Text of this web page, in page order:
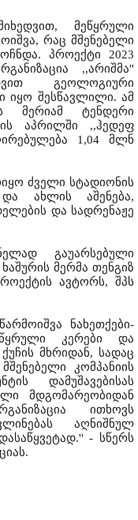
მეწყრული
რაც მშენებელი
პროექტი 2023
,,არიშმა''
გეოლოგიური
იყო შესწავლილი. ამ
მერიამ ტენდერი
აპრილში ,,ჰედეფ
1,04 მლნ
ძველი სტადიონის
და ახლის აშენება,
და სადრენაჟე
გაუარსებული
მერმა თენგიზ
ავტორს, შპს
ნახეთქები-
კერები და
მხრიდან, სადაც
კომპანიის
დამუშავებისას
მდგომარეობიდან
ითხოვს
აღნიშნულ
- სწერს